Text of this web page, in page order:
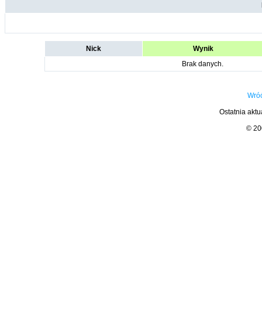
Nick
Wynik
Brak danych.
Ostatnia
©